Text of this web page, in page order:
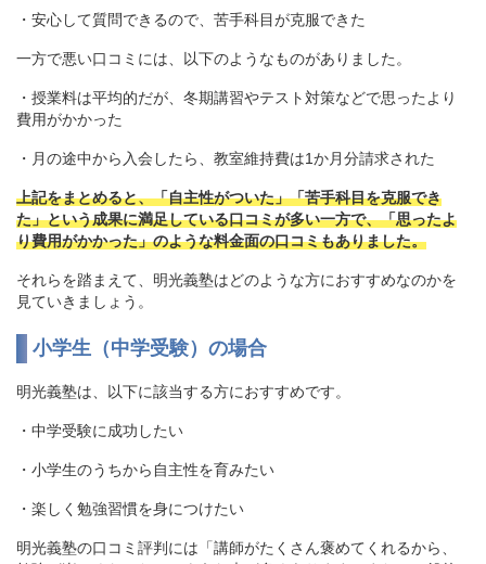
・安心して質問できるので、苦手科目が克服できた
一方で悪い口コミには、以下のようなものがありました。
・授業料は平均的だが、冬期講習やテスト対策などで思ったより
費用がかかった
・月の途中から入会したら、教室維持費は1か月分請求された
上記をまとめると、「自主性がついた」「苦手科目を克服でき
た」という成果に満足している口コミが多い一方で、「思ったよ
り費用がかかった」のような料金面の口コミもありました。
それらを踏まえて、明光義塾はどのような方におすすめなのかを
見ていきましょう。
小学生（中学受験）の場合
明光義塾は、以下に該当する方におすすめです。
・中学受験に成功したい
・小学生のうちから自主性を育みたい
・楽しく勉強習慣を身につけたい
明光義塾の口コミ評判には「講師がたくさん褒めてくれるから、